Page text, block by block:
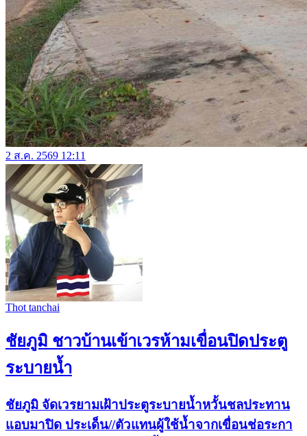
2 ส.ค. 2569 12:11
Thot tanchai
ชัยภูมิ ชาวบ้านเข้าเวรห้ามเขื่อนปิดประตู
ระบายน้ำ
ชัยภูมิ จัดเวรยามเฝ้าประตูระบายน้ำหวั้นชลประทาน
แอบมาปิด ประเด็น//ตัวแทนผู้ใช้น้ำจากเขื่อนช่อระกา